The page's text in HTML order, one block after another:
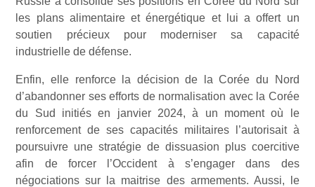
les plans alimentaire et énergétique et lui a offert un
soutien précieux pour moderniser sa capacité
industrielle de défense.
Enfin, elle renforce la décision de la Corée du Nord
d’abandonner ses efforts de normalisation avec la Corée
du Sud initiés en janvier 2024, à un moment où le
renforcement de ses capacités militaires l’autorisait à
poursuivre une stratégie de dissuasion plus coercitive
afin de forcer l’Occident à s’engager dans des
négociations sur la maitrise des armements. Aussi, le